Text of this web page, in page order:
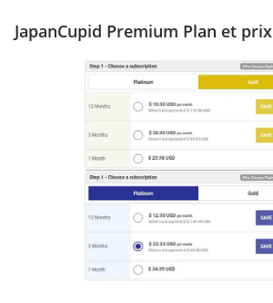
JapanCupid Premium Plan et prix